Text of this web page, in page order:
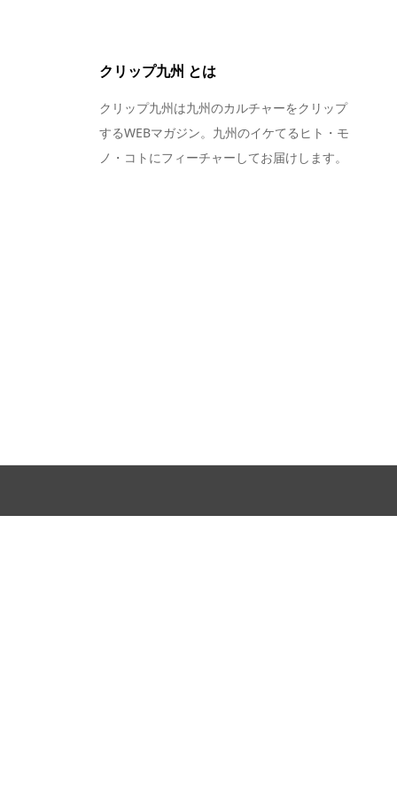
クリップ九州 とは
クリップ九州は九州のカルチャーをクリップ
するWEBマガジン。九州のイケてるヒト・モ
ノ・コトにフィーチャーしてお届けします。